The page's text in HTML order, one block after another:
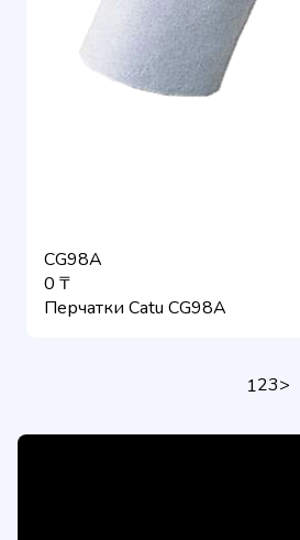
CG98A
0 ₸
Перчатки Catu CG98A
123>